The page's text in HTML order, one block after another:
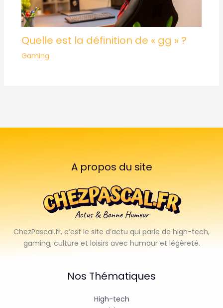
Quelle est la définition de « gg » ?
Gaming
A propos du site
ChezPascal.fr, c’est le site d’actu qui parle de high-tech,
gaming, culture et loisirs avec humour et légèreté.
Nos Thématiques
High-tech